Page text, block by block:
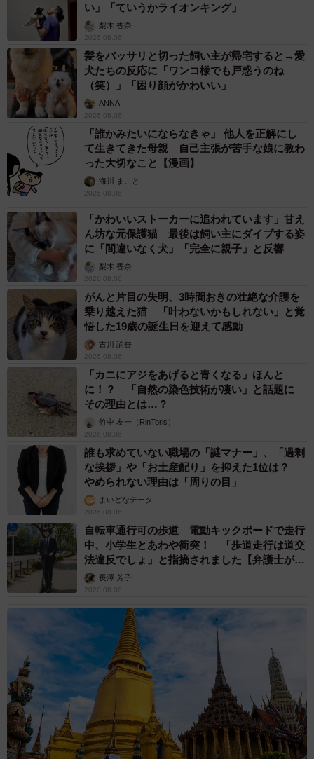
い」「ていうかライオンキング」
梨木 香奈
2026.08.06
髪をバッサリと切った飼い主が帰宅すると→愛
犬たちの反応に「ワンコ様でも戸惑うのね
（笑）」「困り顔がかわいい」
ANNA
2026.08.06
「誰かみたいにならなきゃ」 他人を正解にし
て生きてきた母親 自己主張が苦手な娘に教わ
った大切なこと【漫画】
海川 まこと
2026.08.06
「かわいいストーカーに追われています」甘え
ん坊な元保護猫 最後は飼い主にダイブする姿
に「間違いなく犬」「完全に親子」と反響
梨木 香奈
2026.08.06
がんと片目の失明、3時間おきの壮絶な介護を
乗り越えた猫 「叶わないかもしれない」と覚
悟した19歳の誕生日を迎えて感動
古川 諭香
2026.08.06
「カニにアジをあげると青くなる」ほんと
に！？ 「自然の染色技術が凄い」と話題に
その理由とは…？
竹中 友一（RinToris）
2026.08.06
誰も求めていない職場の「謎マナー」、「過剰
な挨拶」や「お土産配り」を抑えた1位は？
やめられない理由は「周りの目」
まいどなデータ
2026.08.06
自転車通行可の歩道 電動キックボードで走行
中、小学生とあわや衝突！ 「歩道走行は道交
法違反でしょ」と指摘されました【弁護士が解
説】長澤 芳子
2026.08.06